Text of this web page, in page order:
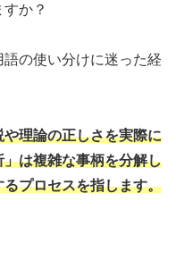
か？
の使い分けに迷った経
理論の正しさを実際に
は複雑な事柄を分解し
プロセスを指します。